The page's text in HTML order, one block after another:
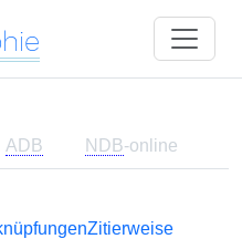
ADB NDB-online
Zitierweise